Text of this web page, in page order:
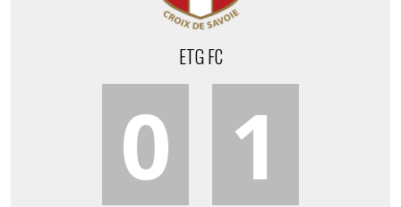
ETG FC
0 1